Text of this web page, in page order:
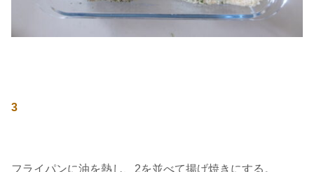
3
フライパンに油を熱し、2を並べて揚げ焼きにする。